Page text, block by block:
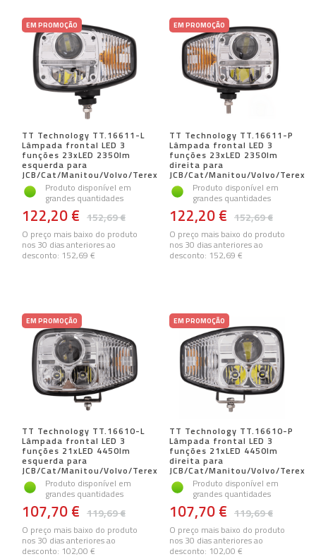
EM PROMOÇÃO
TT Technology TT.16611-L
Lâmpada frontal LED 3
funções 23xLED 2350lm
esquerda para
JCB/Cat/Manitou/Volvo/Terex
Produto disponível em
grandes quantidades
152,69 €
122,20 €
O preço mais baixo do produto
nos 30 dias anteriores ao
desconto: 152,69 €
EM PROMOÇÃO
TT Technology TT.16611-P
Lâmpada frontal LED 3
funções 23xLED 2350lm
direita para
JCB/Cat/Manitou/Volvo/Terex
Produto disponível em
grandes quantidades
152,69 €
122,20 €
O preço mais baixo do produto
nos 30 dias anteriores ao
desconto: 152,69 €
EM PROMOÇÃO
TT Technology TT.16610-L
Lâmpada frontal LED 3
funções 21xLED 4450lm
esquerda para
JCB/Cat/Manitou/Volvo/Terex
Produto disponível em
grandes quantidades
119,69 €
107,70 €
O preço mais baixo do produto
nos 30 dias anteriores ao
desconto: 102,00 €
EM PROMOÇÃO
TT Technology TT.16610-P
Lâmpada frontal LED 3
funções 21xLED 4450lm
direita para
JCB/Cat/Manitou/Volvo/Terex
Produto disponível em
grandes quantidades
119,69 €
107,70 €
O preço mais baixo do produto
nos 30 dias anteriores ao
desconto: 102,00 €